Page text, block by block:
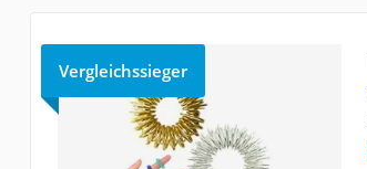
Vergleichssieger